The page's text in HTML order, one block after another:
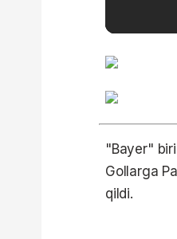
"Bayer"
Gollarga
qildi.